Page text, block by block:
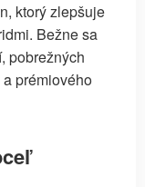
ktorý zlepšuje
Bežne sa
pobrežných
prémiového